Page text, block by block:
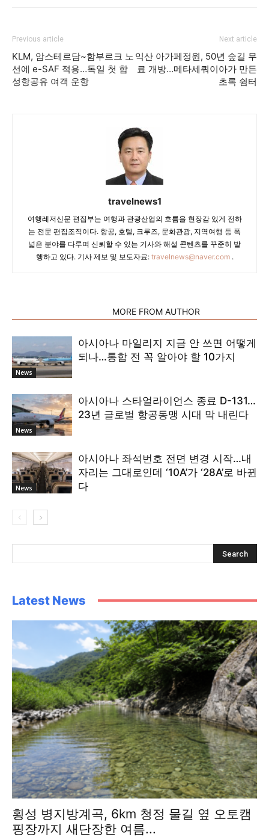
Previous article
KLM, 암스테르담~함부르크 노
선에 e-SAF 적용…독일 첫 합
성항공유 여객 운항
Next article
익산 아가페정원, 50년 숲길 무
료 개방…메타세쿼이아가 만든
초록 쉼터
travelnews1
여행레저신문 편집부는 여행과 관광산업의 흐름을 현장감 있게 전하
는 전문 편집조직이다. 항공, 호텔, 크루즈, 문화관광, 지역여행 등 폭
넓은 분야를 다루며 신뢰할 수 있는 기사와 해설 콘텐츠를 꾸준히 발
행하고 있다. 기사 제보 및 보도자료: travelnews@naver.com.
MORE FROM AUTHOR
News
아시아나 마일리지 지금 안 쓰면 어떻게
되나…통합 전 꼭 알아야 할 10가지
News
아시아나 스타얼라이언스 종료 D-131…
23년 글로벌 항공동맹 시대 막 내린다
News
아시아나 좌석번호 전면 변경 시작…내
자리는 그대로인데 ‘10A’가 ‘28A’로 바뀐
다
Latest News
횡성 병지방계곡, 6km 청정 물길 옆 오토캠
핑장까지 새단장한 여름...